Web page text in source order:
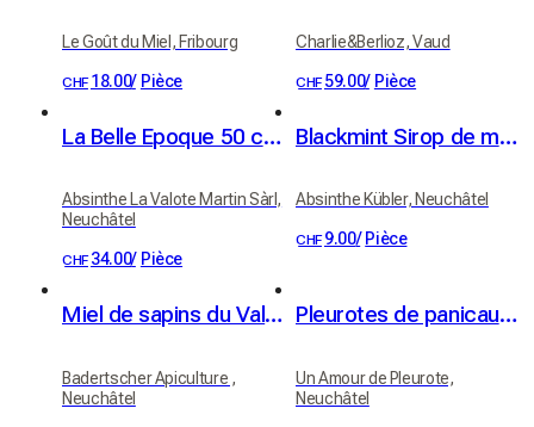
Le Goût du Miel, Fribourg
CHF 18.00/ Pièce
Charlie&Berlioz, Vaud
CHF 59.00/ Pièce
La Belle Epoque 50 cl, 54% vol.
Absinthe La Valote Martin Sàrl,
Neuchâtel
CHF 34.00/ Pièce
Blackmint Sirop de menthe s/alcool 75cl
Absinthe Kübler, Neuchâtel
CHF 9.00/ Pièce
Miel de sapins du Val-de-Travers
Badertscher Apiculture ,
Neuchâtel
Pleurotes de panicaut (Eryngii)
Un Amour de Pleurote,
Neuchâtel